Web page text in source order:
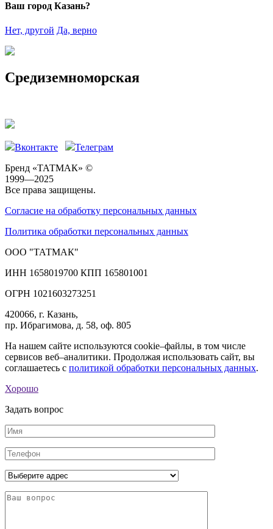
Ваш город Казань?
Нет, другой Да, верно
Средиземноморская
Вконтакте
Телеграм
Бренд «ТАТМАК» ©
1999—2025
Все права защищены.
Согласие на обработку персональных данных
Политика обработки персональных данных
ООО "ТАТМАК"
ИНН 1658019700 КПП 165801001
ОГРН 1021603273251
420066, г. Казань,
пр. Ибрагимова, д. 58, оф. 805
На нашем сайте используются cookie–файлы, в том числе
сервисов веб–аналитики. Продолжая использовать сайт, вы
соглашаетесь с политикой обработки персональных данных.
Хорошо
Задать вопрос